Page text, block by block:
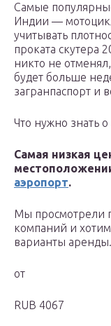
Самые
Индии —
учитывать
проката скутера
никто не
будет больше
загранпаспорт и
Что нужно знать
Самая низкая
аэропорт.
Мы просмотрели
компаний и
варианты аренды.
от
RUB 4067